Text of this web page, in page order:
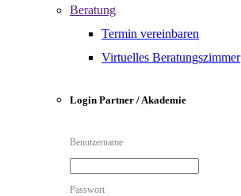
Beratung
Termin vereinbaren
Virtuelles Beratungszimmer
Login Partner / Akademie
Benutzername
Passwort